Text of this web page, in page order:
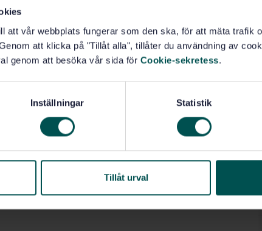
att vår webbplats fungerar som den ska, för att mäta trafik
att klicka på "Tillåt alla", tillåter du användning av
genom att besöka vår sida för Cookie-sekretess.
Inställningar Statistik
Tillåt urval